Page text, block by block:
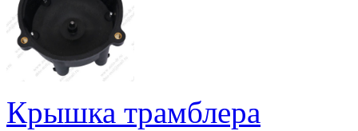
Крышка трамблера